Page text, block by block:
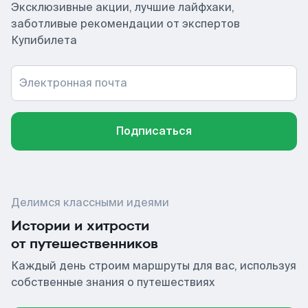
Эксклюзивные акции, лучшие лайфхаки,
заботливые рекомендации от экспертов
Купибилета
Электронная почта
Подписаться
Делимся классными идеями
Истории и хитрости
от путешественников
Каждый день строим маршруты для вас, используя
собственные знания о путешествиях